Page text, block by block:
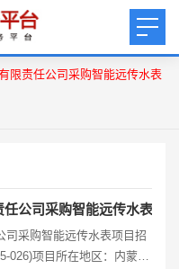
限责任公司采购智能远传水表
公司采购智能远传水表项
司采购智能远传水表项目招
026)项目所在地区：内蒙古